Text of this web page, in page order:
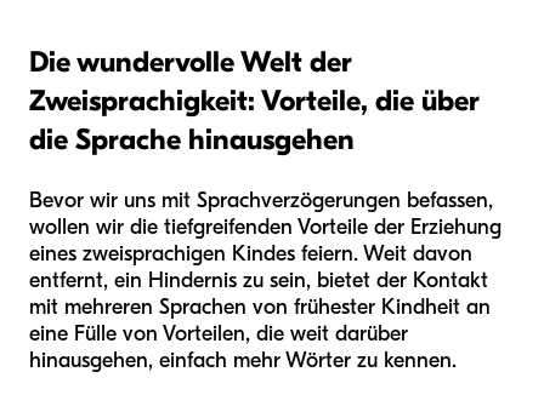
Die wundervolle Welt der
Zweisprachigkeit: Vorteile, die über
die Sprache hinausgehen
Bevor wir uns mit Sprachverzögerungen befassen,
wollen wir die tiefgreifenden Vorteile der Erziehung
eines zweisprachigen Kindes feiern. Weit davon
entfernt, ein Hindernis zu sein, bietet der Kontakt
mit mehreren Sprachen von frühester Kindheit an
eine Fülle von Vorteilen, die weit darüber
hinausgehen, einfach mehr Wörter zu kennen.